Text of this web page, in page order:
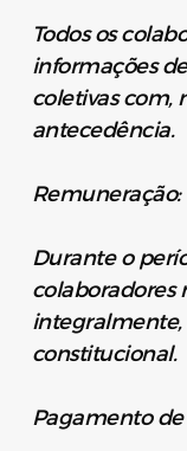
Todos os
informações
coletivas com,
antecedência.
Remuneração:
Durante o
colaboradores
integralmente,
constitucional.
Pagamento de